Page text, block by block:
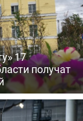
17
получат